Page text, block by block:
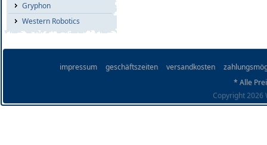
Gryphon
Western Robotics
impressum geschäftszeiten versandkosten
* Alle
Copyright 2026